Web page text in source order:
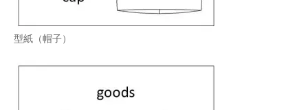
型紙（帽子）